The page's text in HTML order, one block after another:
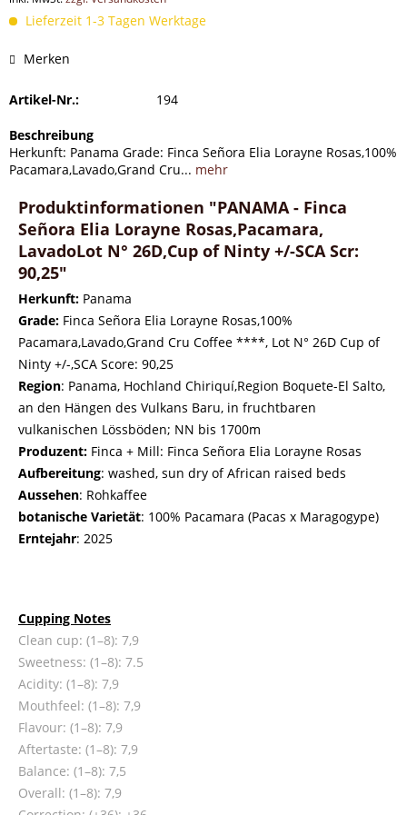
Lieferzeit 1-3 Tagen Werktage
Merken
Artikel-Nr.: 194
Beschreibung
Herkunft: Panama Grade: Finca Señora Elia Lorayne Rosas,100%
Pacamara,Lavado,Grand Cru... mehr
Produktinformationen "PANAMA - Finca
Señora Elia Lorayne Rosas,Pacamara,
LavadoLot N° 26D,Cup of Ninty +/-SCA Scr:
90,25"
Herkunft: Panama
Grade: Finca Señora Elia Lorayne Rosas,100%
Pacamara,Lavado,Grand Cru Coffee ****, Lot N° 26D Cup of
Ninty +/-,SCA Score: 90,25
Region: Panama, Hochland Chiriquí,Region Boquete-El Salto,
an den Hängen des Vulkans Baru, in fruchtbaren
vulkanischen Lössböden; NN bis 1700m
Produzent: Finca + Mill: Finca Señora Elia Lorayne Rosas
Aufbereitung: washed, sun dry of African raised beds
Aussehen: Rohkaffee
botanische Varietät: 100% Pacamara (Pacas x Maragogype)
Erntejahr: 2025
Cupping Notes
Clean cup: (1–8): 7,9
Sweetness: (1–8): 7.5
Acidity: (1–8): 7,9
Mouthfeel: (1–8): 7,9
Flavour: (1–8): 7,9
Aftertaste: (1–8): 7,9
Balance: (1–8): 7,5
Overall: (1–8): 7,9